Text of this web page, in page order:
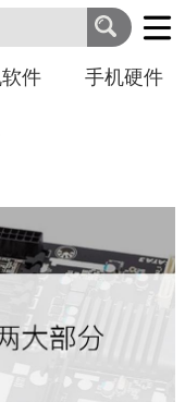
职业
件 手机硬件